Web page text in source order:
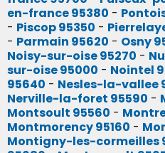
en-france 95380 -
- Piscop 95350 -
- Parmain 95620 - Osny
Noisy-sur-oise 95270 -
sur-oise 95000 - Nointel
95640 - Nesles-la-vallee
Nerville-la-foret 95590 -
Montsoult 95560 -
Montmorency 95160 -
Montigny-les-cormeilles